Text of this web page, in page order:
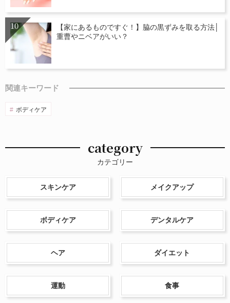
【家にあるものですぐ！】脇の黒ずみを取る方法│
重曹やニベアがいい？
関連キーワード
ボディケア
category
カテゴリー
スキンケア メイクアップ
ボディケア デンタルケア
ヘア ダイエット
運動 食事